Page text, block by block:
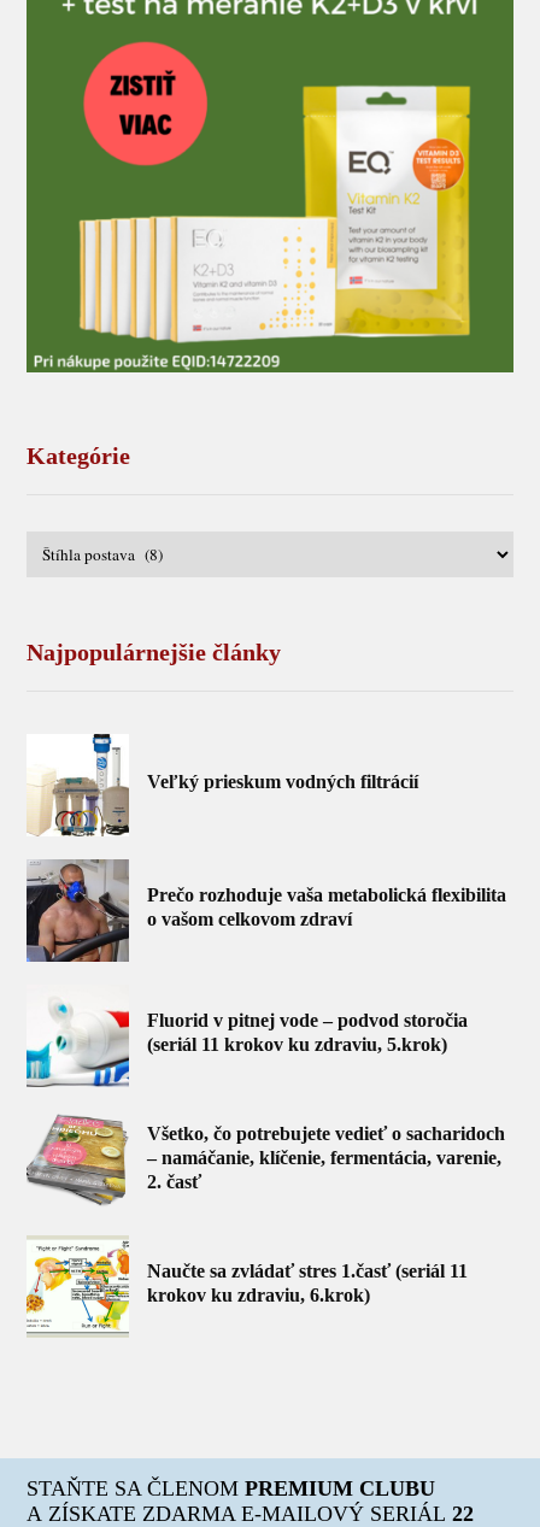
Kategórie
Najpopulárnejšie články
Veľký prieskum vodných filtrácií
Prečo rozhoduje vaša metabolická flexibilita
o vašom celkovom zdraví
Fluorid v pitnej vode – podvod storočia
(seriál 11 krokov ku zdraviu, 5.krok)
Všetko, čo potrebujete vedieť o sacharidoch
– namáčanie, klíčenie, fermentácia, varenie,
2. časť
Naučte sa zvládať stres 1.časť (seriál 11
krokov ku zdraviu, 6.krok)
STAŇTE SA ČLENOMPREMIUM CLUBU
A ZÍSKATE ZDARMA E-MAILOVÝ SERIÁL22